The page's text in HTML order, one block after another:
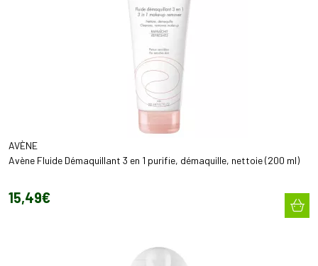
AVÈNE
Avène Fluide Démaquillant 3 en 1 purifie, démaquille, nettoie (200 ml)
15,49€